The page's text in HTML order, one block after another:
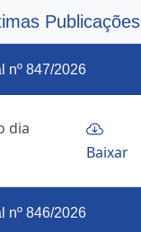
Publicações
Diário Oficial nº 847/2026
dia
Baixar
Diário Oficial nº 846/2026